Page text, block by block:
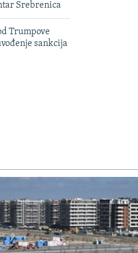
Srebrenica
Trumpove
sankcija